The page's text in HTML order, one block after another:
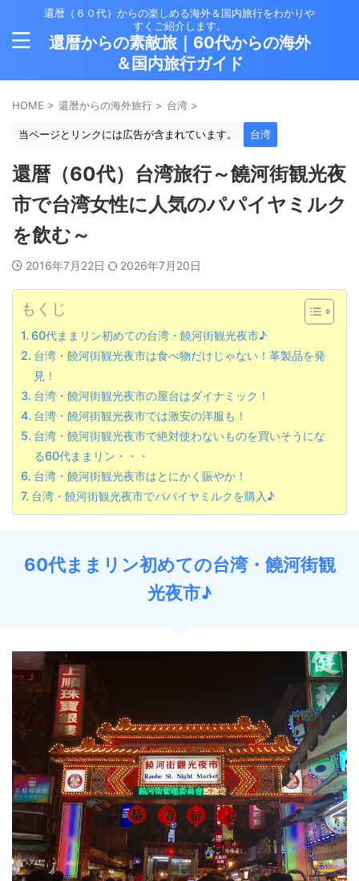
還暦（６０代）からの楽しめる海外＆国内旅行をわかりや
すくご紹介します。
還暦からの素敵旅｜60代からの海外
＆国内旅行ガイド
HOME > 還暦からの海外旅行 > 台湾 >
当ページとリンクには広告が含まれています。 台湾
還暦（60代）台湾旅行～饒河街観光夜
市で台湾女性に人気のパパイヤミルク
を飲む～
2016年7月22日 2026年7月20日
もくじ
60代ままリン初めての台湾・饒河街観光夜市♪
台湾・饒河街観光夜市は食べ物だけじゃない！革製品を発
見！
台湾・饒河街観光夜市の屋台はダイナミック！
台湾・饒河街観光夜市では激安の洋服も！
台湾・饒河街観光夜市で絶対使わないものを買いそうにな
る60代ままリン・・・
台湾・饒河街観光夜市はとにかく賑やか！
台湾・饒河街観光夜市でパパイヤミルクを購入♪
60代ままリン初めての台湾・饒河街観
光夜市♪